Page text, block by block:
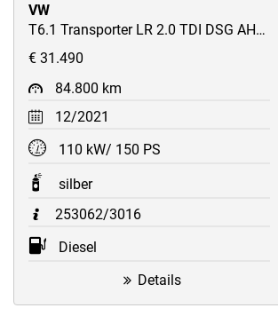
VW
T6.1 Transporter LR 2.0 TDI DSG AHK/Klima/Leder/AppConnect
€ 31.490
84.800 km
12/2021
110 kW/ 150 PS
silber
253062/3016
Diesel
Details